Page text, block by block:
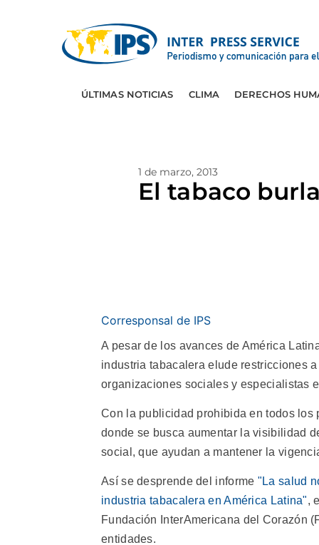
ÚLTIMAS NOTICIAS CLIMA DERECHOS
1 de marzo, 2013
El tabaco
Corresponsal de IPS
A pesar de los avances de América
industria tabacalera elude restricciones
organizaciones sociales y especialistas
Con la publicidad prohibida en todos los
donde se busca aumentar la visibilidad
social, que ayudan a mantener la
Así se desprende del informe "La salud
industria tabacalera en América Latina",
Fundación InterAmericana del Corazón
entidades.